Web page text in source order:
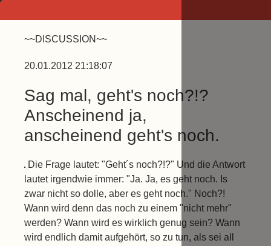
~~DISCUSSION~~
20.01.2012 21:18:07
Sag mal, geht's noch?!?
Anscheinend ja,
anscheinend geht's noch.
Die Frage lautet: "Geht´s noch?!?" Und die Antwort
lautet irgendwie immer: "Ja. Ja, es geht noch. Is
zwar nicht so dolle, aber es geht noch." Noch?!
Wann wird denn das noch zu einem "nicht mehr"
werden? Wann wird es wirklich genug sein? Wann
wird endlich damit aufgehört, so zu tun, als sei all